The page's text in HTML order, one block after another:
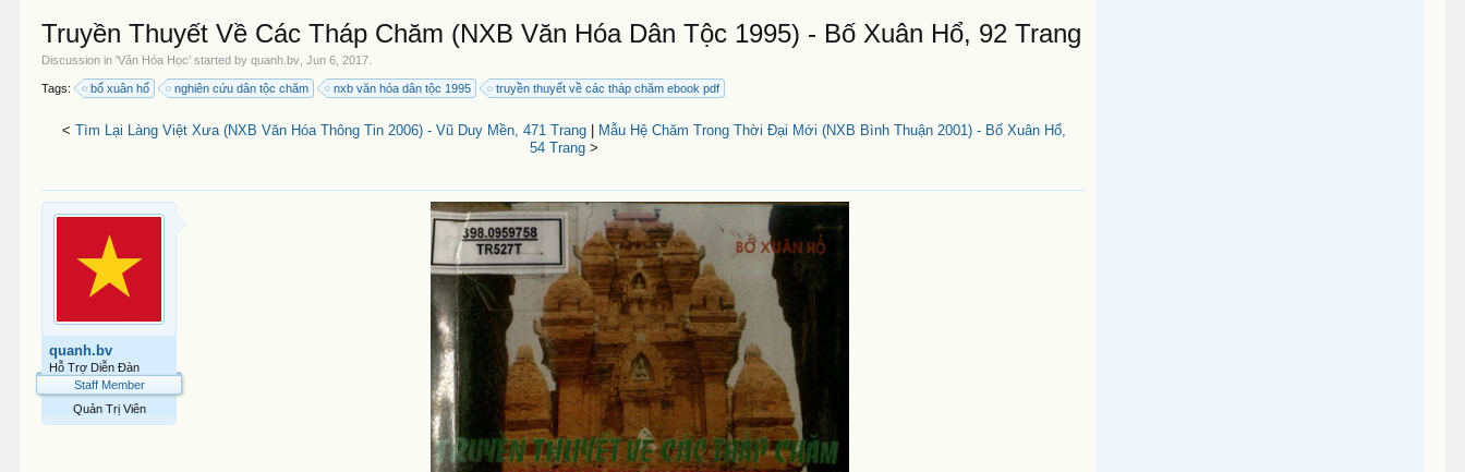
Truyền Thuyết Về Các Tháp Chăm (NXB Văn Hóa Dân Tộc 1995) - Bố Xuân Hổ, 92 Trang
Discussion in 'Văn Hóa Học' started byquanh.bv ,Jun 6, 2017
Tags: bố xuân hổ nghiên cứu dân tộc chăm nxb văn hóa dân tộc 1995 truyền thuyết về các tháp chăm ebook pdf
< Tìm Lại Làng Việt Xưa (NXB Văn Hóa Thông Tin 2006) - Vũ Duy Mền, 471 Trang|
Mẫu Hệ Chăm Trong Thời Đại Mới (NXB Bình Thuận 2001) - Bố Xuân Hổ,
54 Trang>
quanh.bv
Hỗ Trợ Diễn Đàn
Staff Member
Quản Trị Viên